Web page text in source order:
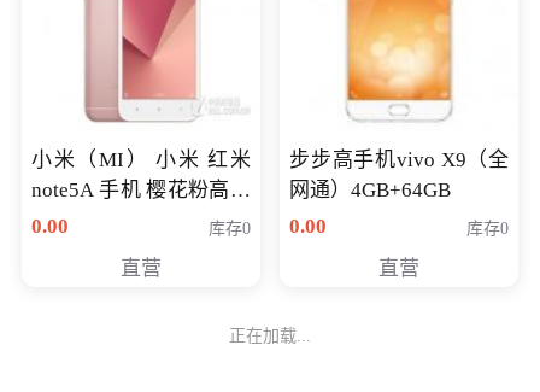
小米（MI） 小米 红米
note5A 手机 樱花粉高配
版 全网通(3G+32G)
0.00 库存0
直营
步步高手机vivo X9（全
网通）4GB+64GB
0.00
库存0
直营
正在加载...